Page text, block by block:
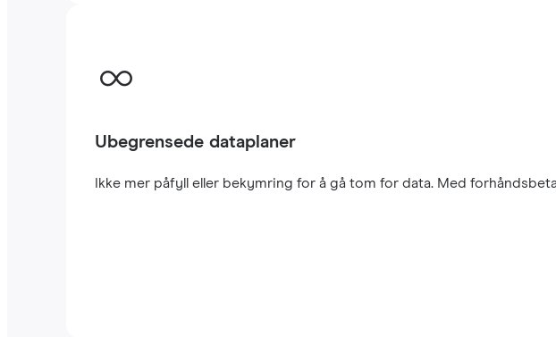
Ubegrensede dataplaner
Ikke mer påfyll eller bekymring for å gå tom for data. Med